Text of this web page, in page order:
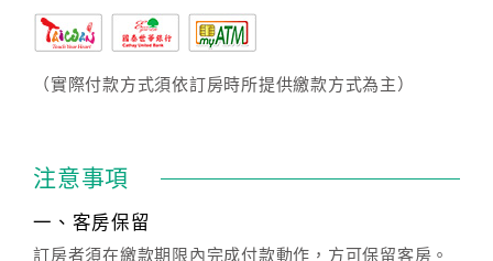
（實際付款方式須依訂房時所提供繳款方式為主）
注意事項
一、客房保留
訂房者須在繳款期限內完成付款動作，方可保留客房。